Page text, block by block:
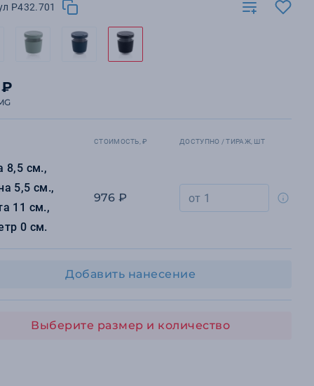
P432.701
СТОИМОСТЬ, ₽ ДОСТУПНО / ТИРАЖ, ШТ
8,5 см.,
5,5 см.,
11 см.,
0 см.
976 ₽
Добавить нанесение
Выберите размер и количество